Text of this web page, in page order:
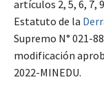
artículos 2, 5, 6, 7,
Estatuto de la
Supremo N° 021-
modificación
2022-MINEDU.